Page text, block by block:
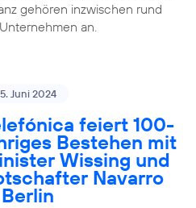
gehören inzwischen rund
an.
Juni 2024
feiert 100-
Bestehen mit
Wissing und
Navarro